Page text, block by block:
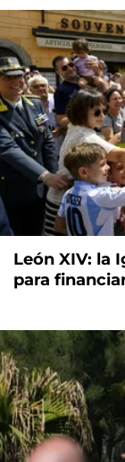
León XIV: la
para